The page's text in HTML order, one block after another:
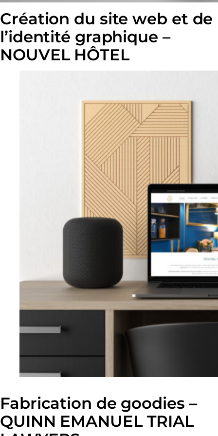
Création du site web et de
l’identité graphique –
NOUVEL HÔTEL
Fabrication de goodies –
QUINN EMANUEL TRIAL